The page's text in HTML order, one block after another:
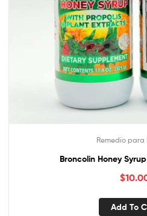
Remedio para
Broncolin Honey
$
Add To